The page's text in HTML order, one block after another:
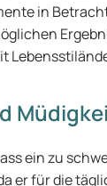
in
ein zu
er für die